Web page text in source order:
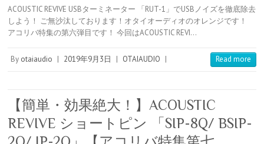
n
t
e
r
s
t
m
b
r
t
e
n
a
c
k
e
t
n
e
r
n
o
ACOUSTIC REVIVE USBターミネーター 「RUT-1」でUSBノイズを徹底除去
しよう！ ご無沙汰しております！オタイオーディオのオレンジです！
アコリバ特集の第六弾目です！ 今回はACOUSTIC REVI…
By otaiaudio | 2019年9月3日 | OTAIAUDIO | Read more
【簡単・効果絶大！】ACOUSTIC
REVIVE ショートピン 「SIP-8Q/ BSIP-